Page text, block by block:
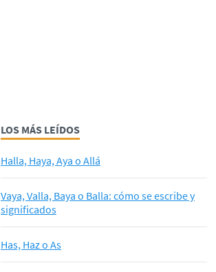
LOS MÁS LEÍDOS
Halla, Haya, Aya o Allá
Vaya, Valla, Baya o Balla: cómo se escribe y
significados
Has, Haz o As